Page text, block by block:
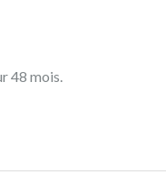
48 mois.